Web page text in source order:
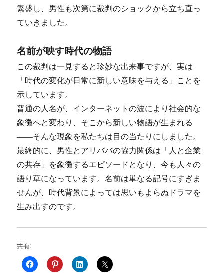
繁盛し、男性も次第に裁判のショックから立ち直っ
ていきました。
名前が映す時代の物語
この裁判は一見すると珍妙な出来事ですが、実は
「時代の変化が日常に新しい意味を与える」ことを
示しています。
普通の人名が、インターネットの波により社会的な
象徴へと変わり、そこから新しい物語が生まれる
――そんな現象を私たちは目の当たりにしました。
最終的に、男性とアリババの協力関係は「人と企業
の共存」を象徴するエピソードとなり、今も人々の
語り草になっています。名前は単なる記号にすぎま
せんが、時代背景によっては思いもよらぬドラマを
生み出すのです。
共有: